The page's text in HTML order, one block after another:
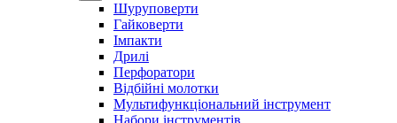
Шуруповерти
Гайковерти
Імпакти
Дрилі
Перфоратори
Відбійні молотки
Мультифункціональний інструмент
Набори інструментів